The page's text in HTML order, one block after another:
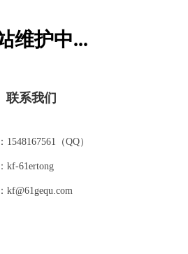
维护中...
联系我们
1548167561（QQ）
kf-61ertong
kf@61gequ.com